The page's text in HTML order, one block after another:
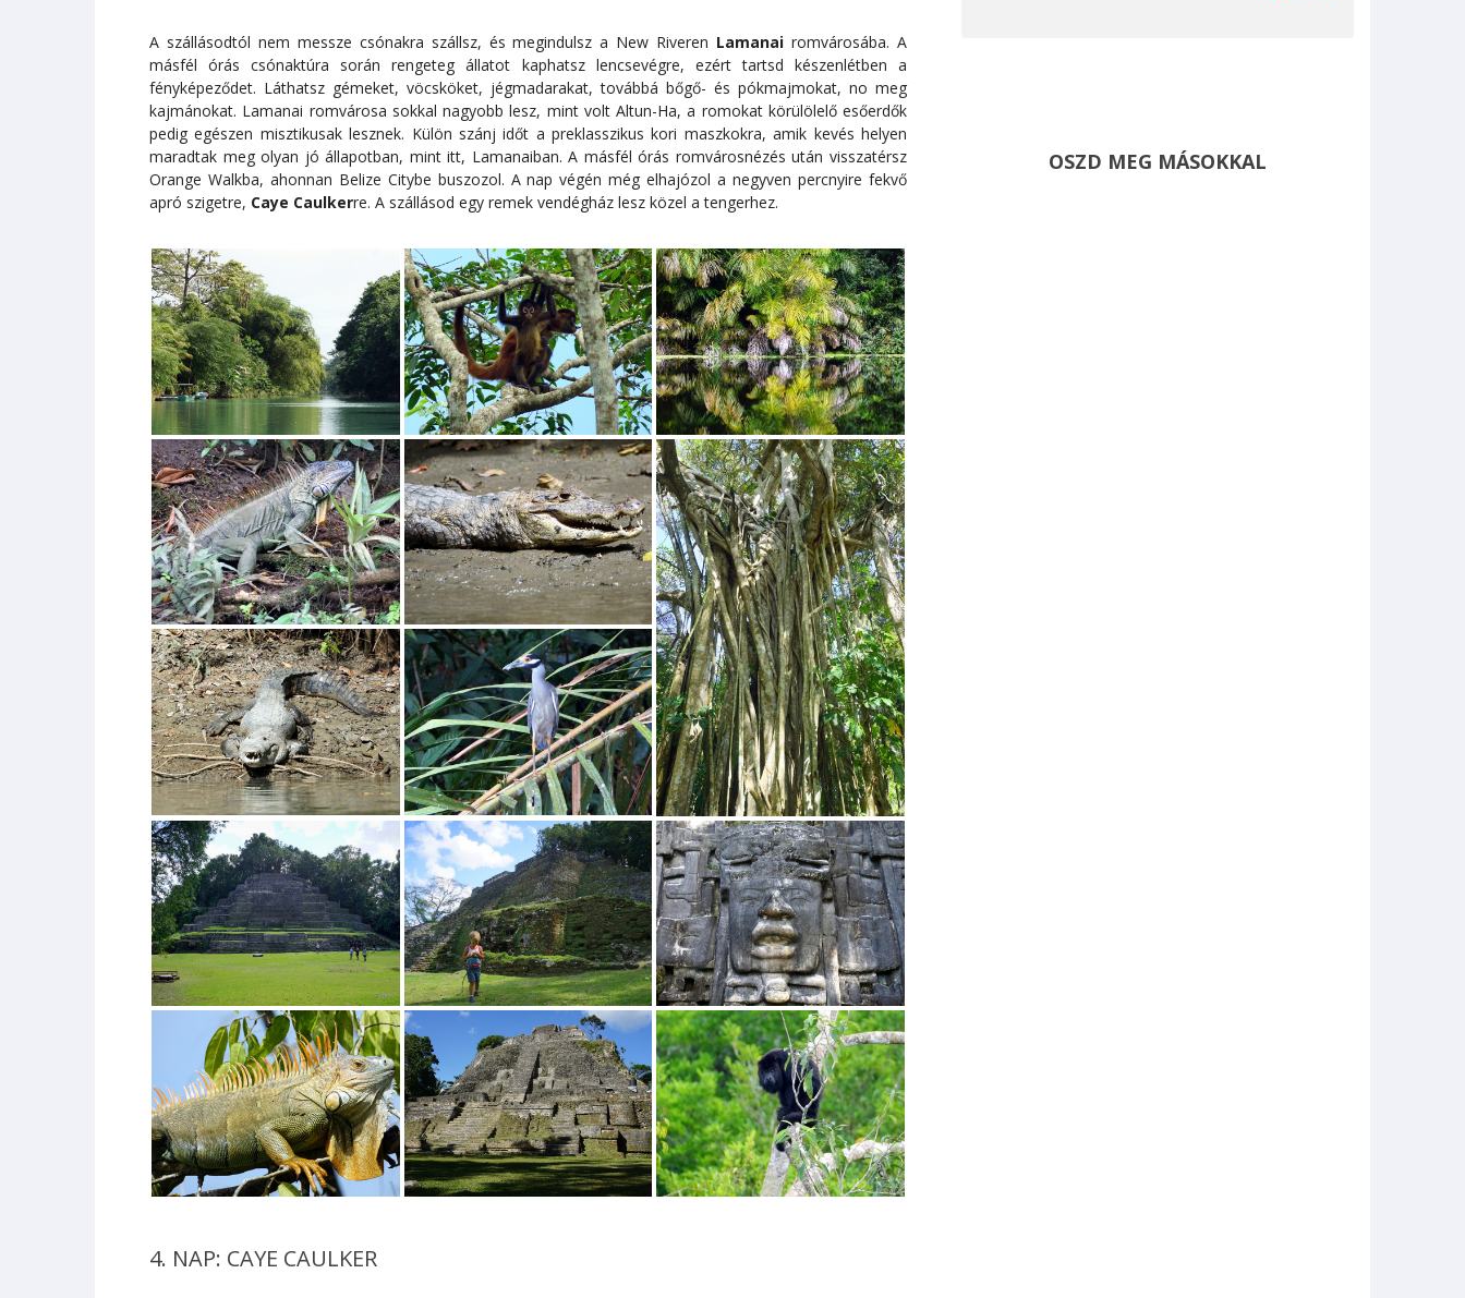
A szállásodtól nem messze csónakra szállsz, és megindulsz a New Riveren Lamanai romvárosába. A
másfél órás csónaktúra során rengeteg állatot kaphatsz lencsevégre, ezért tartsd készenlétben a
fényképeződet. Láthatsz gémeket, vöcsköket, jégmadarakat, továbbá bőgő- és pókmajmokat, no meg
kajmánokat. Lamanai romvárosa sokkal nagyobb lesz, mint volt Altun-Ha, a romokat körülölelő esőerdők
pedig egészen misztikusak lesznek. Külön szánj időt a preklasszikus kori maszkokra, amik kevés helyen
maradtak meg olyan jó állapotban, mint itt, Lamanaiban. A másfél órás romvárosnézés után visszatérsz
Orange Walkba, ahonnan Belize Citybe buszozol. A nap végén még elhajózol a negyven percnyire fekvő
apró szigetre, Caye Caulkerre. A szállásod egy remek vendégház lesz közel a tengerhez.
4. NAP: CAYE CAULKER
OSZD MEG MÁSOKKAL